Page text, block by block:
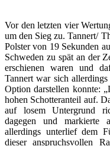
Vor den letzten vier
um den Sieg zu. Tannert/
Polster von 19 Sekunden
Schweden zu spät an der
erschienen waren und
Tannert war sich
Option darstellen konnte:
hohen Schotteranteil auf.
auf losem Untergrund
dagegen und
allerdings unterlief dem
dieser anspruchsvollen